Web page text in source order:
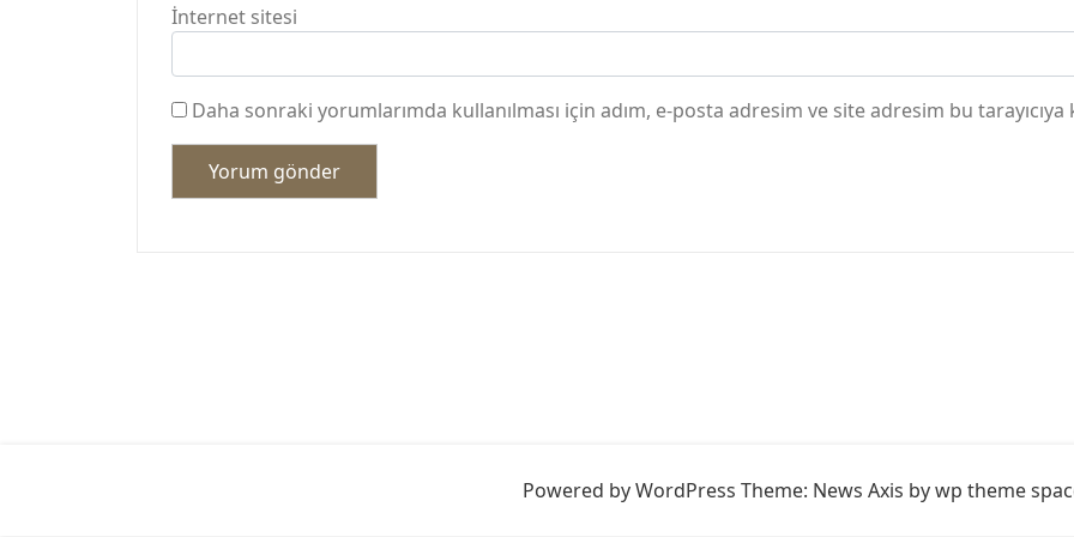
İnternet sitesi
Daha sonraki yorumlarımda kullanılması için adım, e-posta adresim ve site adresim bu tarayıcıya
Powered by WordPress Theme: News Axis bywp theme